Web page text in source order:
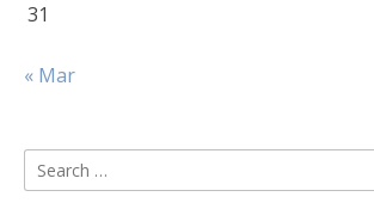
31
« Mar
Search
for: